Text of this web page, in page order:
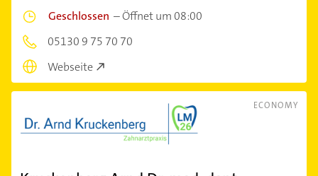
Geschlossen –Öffnet um 08:00
05130 9 75 70 70
Webseite
ECONOMY